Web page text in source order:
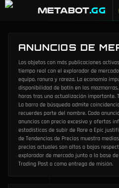
METABOT.gg
ANUNCIOS DE
Los objetos con más publicaciones
tiempo real con el explorador de
equipo, ranura y rareza. La economía
disponibilidad de botín en las
horas tras una actualización importante.
La barra de búsqueda admite
recuerdes parte del nombre. Cada
anuncios con precio excesivo y ofertas
estadísticas de subir de Rare a Epic
de Tendencias de Precios muestra
precios actuales son altos o bajos
explorador de mercado junto a la base
Trading Post o como entrega de misión.